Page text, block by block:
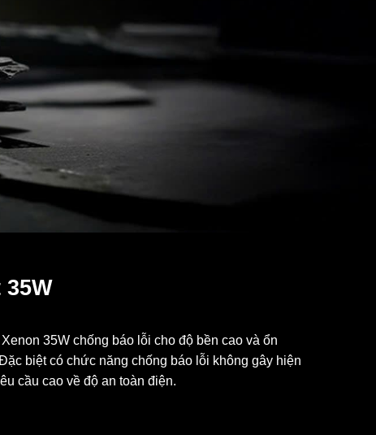
35W chống báo lỗi cho độ bền cao và ổn
biệt có chức năng chống báo lỗi không gây hiện
cầu cao về độ an toàn điện.